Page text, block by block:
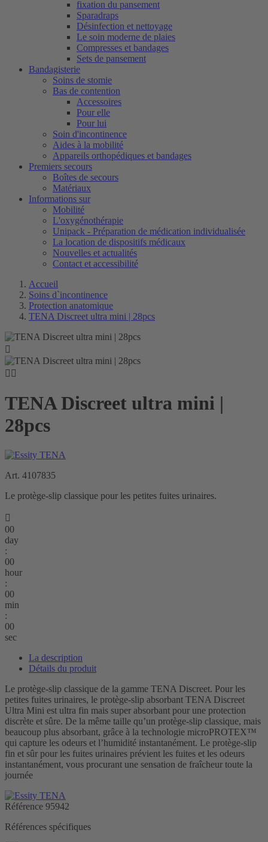
fixation du pansement
Sparadraps
Désinfection et nettoyage
Le soin moderne de plaies
Compresses et bandages
Sets de pansement
Bandagisterie
Soins de stomie
Bas de contention
Accessoires
Pour elle
Pour lui
Soin d'incontinence
Aides à la mobilité
Appareils orthopédiques et bandages
Premiers secours
Boîtes de secours
Matériaux
Informations sur
Mobilité
L'oxygénothérapie
Unipack - Préparation de médication individualisée
La location de dispositifs médicaux
Nouvelles et actualités
Contact et accessibilité
Accueil
Soins d`incontinence
Protection anatomique
TENA Discreet ultra mini | 28pcs

 
TENA Discreet ultra mini |
28pcs
Art. 4107835
Le protège-slip classique pour les petites fuites urinaires.

00
day
:
00
hour
:
00
min
:
00
sec
La description
Détails du produit
Le protège-slip classique de la gamme TENA Discreet. Pour les
petites fuites urinaires, le protège-slip absorbant TENA Discreet
Ultra Mini est ultra fin mais super absorbant pour une protection
discrète et sûre. De la même taille qu’un protège-slip classique, mais
beaucoup plus absorbant, grâce à la technologie microPROTEX™
qui capture les odeurs et l’humidité instantanément. Le protège-slip
fin et sûr pour les fuites urinaires prévient les fuites et les odeurs
instantanément, vous procurant une sensation de fraîcheur toute la
journée
Référence 95942
Références spécifiques